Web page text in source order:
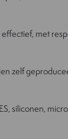
met
zelf
siliconen,